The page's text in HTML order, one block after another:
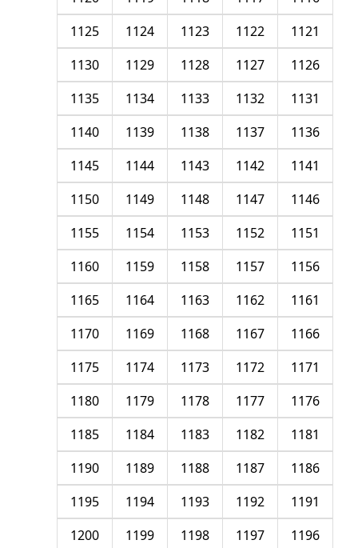
1121
1122
1123
1124
1125
1126
1127
1128
1129
1130
1131
1132
1133
1134
1135
1136
1137
1138
1139
1140
1141
1142
1143
1144
1145
1146
1147
1148
1149
1150
1151
1152
1153
1154
1155
1156
1157
1158
1159
1160
1161
1162
1163
1164
1165
1166
1167
1168
1169
1170
1171
1172
1173
1174
1175
1176
1177
1178
1179
1180
1181
1182
1183
1184
1185
1186
1187
1188
1189
1190
1191
1192
1193
1194
1195
1196
1197
1198
1199
1200